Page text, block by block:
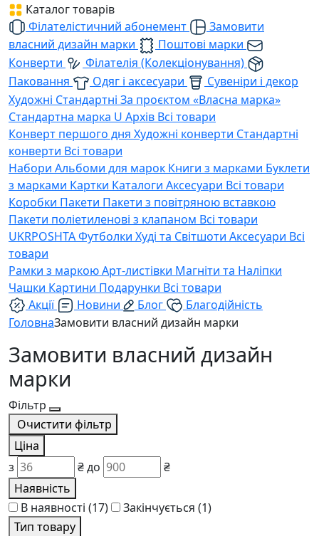
Каталог товарів
Філателістичний абонемент
Замовити
власний дизайн марки
Поштові марки
Конверти
Філателія (Колекціонування)
Паковання
Одяг і аксесуари
Сувеніри і декор
Художні Стандартні За проєктом «Власна марка»
Стандартна марка U Архів Всі товари
Конверт першого дня Художні конверти Стандартні
конверти Всі товари
Набори Альбоми для марок Книги з марками Буклети
з марками Картки Каталоги Аксесуари Всі товари
Коробки Пакети Пакети з повітряною вставкою
Пакети поліетиленові з клапаном Всі товари
UKRPOSHTAФутболки Худі та Світшоти Аксесуари Всі
товари
Рамки з маркоюАрт-листівки Магніти та Наліпки
Чашки Картини Подарунки Всі товари
Акції
Новини Блог
Благодійність
ГоловнаЗамовити власний дизайн марки
Замовити власний дизайн
марки
Фільтр
Очистити фільтр
Ціна
з
₴до
₴
Наявність
В наявності (17) Закінчується (1)
Тип товару